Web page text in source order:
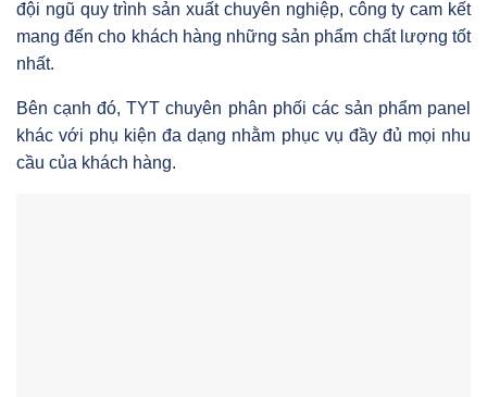
đội ngũ quy trình sản xuất chuyên nghiệp, công ty cam kết
mang đến cho khách hàng những sản phẩm chất lượng tốt
nhất.
Bên cạnh đó, TYT chuyên phân phối các sản phẩm panel
khác với phụ kiện đa dạng nhằm phục vụ đầy đủ mọi nhu
cầu của khách hàng.